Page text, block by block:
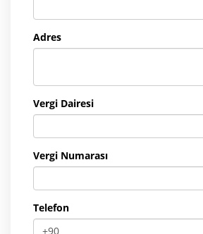
Adres
Vergi Dairesi
Vergi Numarası
Telefon